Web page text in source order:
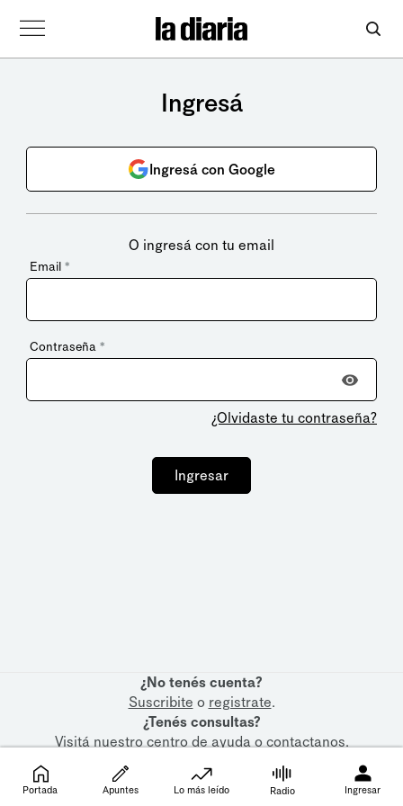
Ingresá
Ingresá con Google
O ingresá con tu email
Email *
Contraseña *
¿Olvidaste tu contraseña?
Ingresar
¿No tenés cuenta?
Suscribite o registrate.
¿Tenés consultas?
Visitá nuestrocentro de ayudaocontactanos.
Portada Apuntes Lo más leído Radio Ingresar